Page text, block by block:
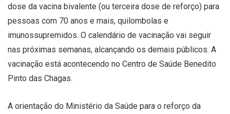
dose da vacina bivalente (ou terceira dose de reforço) para
pessoas com 70 anos e mais, quilombolas e
imunossupremidos. O calendário de vacinação vai seguir
nas próximas semanas, alcançando os demais públicos. A
vacinação está acontecendo no Centro de Saúde Benedito
Pinto das Chagas.
A orientação do Ministério da Saúde para o reforço da